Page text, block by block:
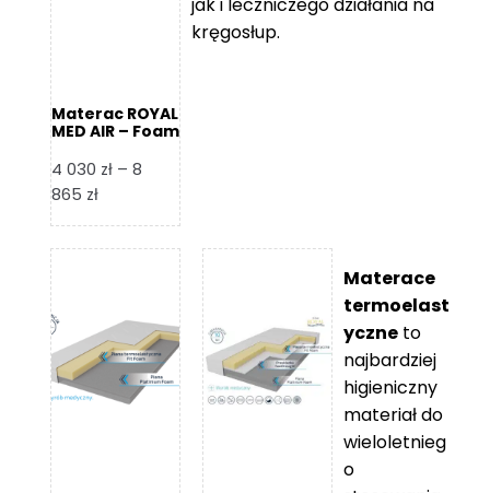
Materac ROYAL
MED AIR – Foam
4 030 zł – 8
865 złZakres
od
do
8
865 zł
jak i leczniczego działania na
kręgosłup.
Materace
termoelast
yczne to
najbardziej
higieniczny
materiał do
wieloletnieg
o